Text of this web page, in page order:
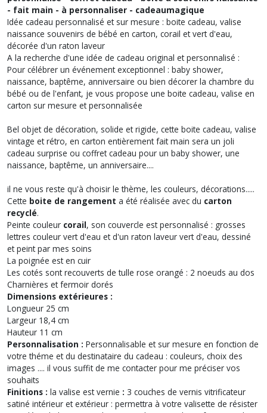
- fait main - à personnaliser - cadeaumagique
Idée cadeau personnalisé et sur mesure : boite cadeau, valise
naissance souvenirs de bébé en carton, corail et vert d'eau,
décorée d'un raton laveur
A la recherche d'une idée de cadeau original et personnalisé :
Pour célébrer un événement exceptionnel : baby shower,
naissance, baptême, anniversaire ou bien décorer la chambre du
bébé ou de l'enfant, je vous propose une boite cadeau, valise en
carton sur mesure et personnalisée
Bel objet de décoration, solide et rigide, cette boite cadeau, valise
vintage et rétro, en carton entièrement fait main sera un joli
cadeau surprise ou coffret cadeau pour un baby shower, une
naissance, baptême, un anniversaire....
il ne vous reste qu'à choisir le thème, les couleurs, décorations.....
Cette boite de rangement a été réalisée avec du carton
recyclé.
Peinte couleur corail, son couvercle est personnalisé : grosses
lettres couleur vert d'eau et d'un raton laveur vert d'eau, dessiné
et peint par mes soins
La poignée est en cuir
Les cotés sont recouverts de tulle rose orangé : 2 noeuds au dos
Charnières et fermoir dorés
Dimensions extérieures :
Longueur 25 cm
Largeur 18,4 cm
Hauteur 11 cm
Personnalisation : Personnalisable et sur mesure en fonction de
votre théme et du destinataire du cadeau : couleurs, choix des
images .... il vous suffit de me contacter pour me préciser vos
souhaits
Finitions : la valise est vernie : 3 couches de vernis vitrificateur
satiné intérieur et extérieur : permettra à votre valisette de résister